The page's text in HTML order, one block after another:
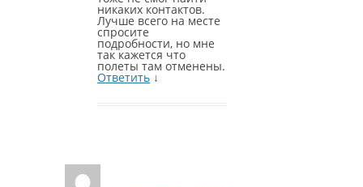
никаких контактов.
Лучше всего на месте
спросите
подробности, но мне
так кажется что
полеты там отменены.
Ответить ↓